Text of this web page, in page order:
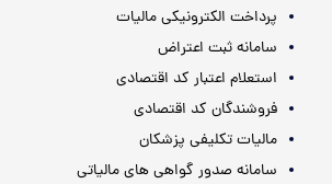
پرداخت الکترونیکی مالیات
سامانه ثبت اعتراض
استعلام اعتبار کد اقتصادی
فروشندگان کد اقتصادی
مالیات تکلیفی پزشکان
سامانه صدور گواهی های مالیاتی